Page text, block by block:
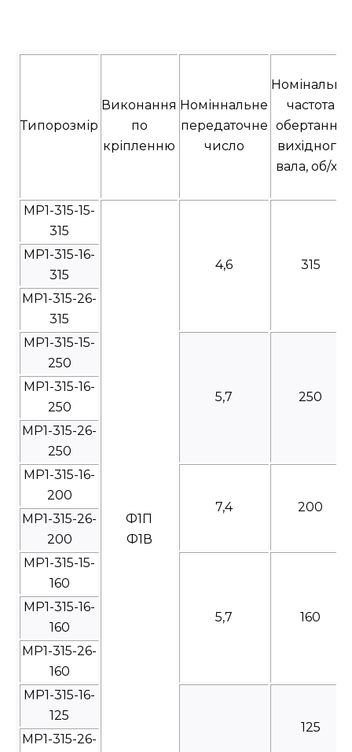
Типорозмір
Виконання
по
кріпленню
Номіннальне
передаточне
число
Номінальна
частота
обертання
вихідного
вала, об/хв
МР1-315-15-
315
Ф1П
Ф1В
4,6 315
МР1-315-16-
315
МР1-315-26-
315
МР1-315-15-
250
5,7 250
МР1-315-16-
250
МР1-315-26-
250
МР1-315-16-
200
7,4 200
МР1-315-26-
200
МР1-315-15-
160
5,7 160
МР1-315-16-
160
МР1-315-26-
160
МР1-315-16-
125
125
МР1-315-26-